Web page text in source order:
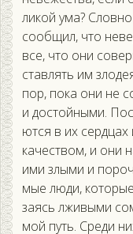
ликой ума?
со­об­щил, что
все, что они
став­лять им
пор, по­ка они не
и дос­той­ны­ми.
ют­ся в их
ка­чес­твом, и они
ими злы­ми и
мые лю­ди,
за­ясь лжи­выми
мой путь. Сре­ди